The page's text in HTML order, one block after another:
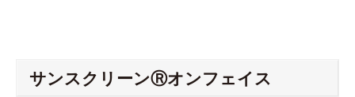
サンスクリーンⓇオンフェイス